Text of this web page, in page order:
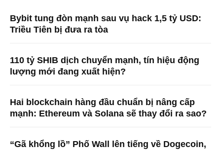
Bybit tung đòn mạnh sau vụ hack 1,5 tỷ USD:
Triều Tiên bị đưa ra tòa
110 tỷ SHIB dịch chuyển mạnh, tín hiệu động
lượng mới đang xuất hiện?
Hai blockchain hàng đầu chuẩn bị nâng cấp
mạnh: Ethereum và Solana sẽ thay đổi ra sao?
“Gã khổng lồ” Phố Wall lên tiếng về Dogecoin,